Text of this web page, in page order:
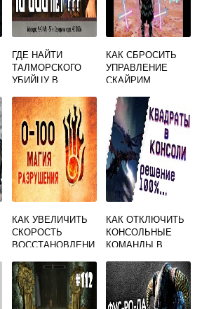
ГДЕ НАЙТИ
ТАЛМОРСКОГО
УБИЙЦУ В
КАК СБРОСИТЬ
УПРАВЛЕНИЕ
СКАЙРИМ
КАК УВЕЛИЧИТЬ
СКОРОСТЬ
ВОССТАНОВЛЕНИ
СКАЙРИМ
КАК ОТКЛЮЧИТЬ
КОНСОЛЬНЫЕ
КОМАНДЫ В